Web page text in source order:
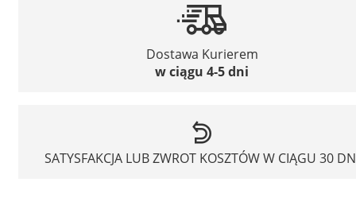
Dostawa Kurierem
w ciągu 4-5 dni
SATYSFAKCJA LUB ZWROT KOSZTÓW W CIĄGU 30